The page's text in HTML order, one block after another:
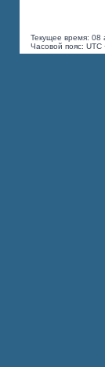
Текущее время: 08
Часовой пояс: UTC